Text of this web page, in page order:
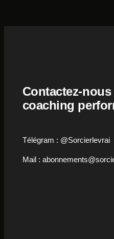
Contactez-
coaching
Télégram : @Sorcierlevrai
Mail :